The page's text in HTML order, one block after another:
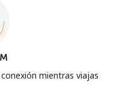
mientras viajas